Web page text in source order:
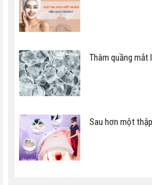
Thâm quầng mắt
Sau hơn một